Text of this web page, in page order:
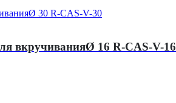
вкручиванияØ 16 R-CAS-V-16